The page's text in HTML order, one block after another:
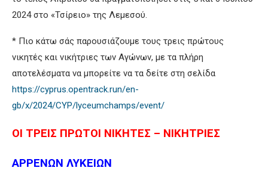
2024 στο «Τσίρειο» της Λεμεσού.
* Πιο κάτω σάς παρουσιάζουμε τους τρεις πρώτους
νικητές και νικήτριες των Αγώνων, με τα πλήρη
αποτελέσματα να μπορείτε να τα δείτε στη σελίδα
https://cyprus.opentrack.run/en-
gb/x/2024/CYP/lyceumchamps/event/
ΟΙ ΤΡΕΙΣ ΠΡΩΤΟΙ ΝΙΚΗΤΕΣ – ΝΙΚΗΤΡΙΕΣ
ΑΡΡΕΝΩΝ ΛΥΚΕΙΩΝ